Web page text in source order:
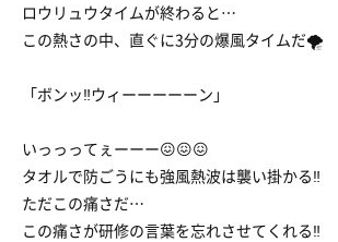
ロウリュウタイムが終わると…
この熱さの中、直ぐに3分の爆風タイムだ🌪️
「ボンッ‼︎ウィーーーーーン」
いっっってぇーーー😖😖😖
タオルで防ごうにも強風熱波は襲い掛かる‼︎
ただこの痛さだ…
この痛さが研修の言葉を忘れさせてくれる‼︎